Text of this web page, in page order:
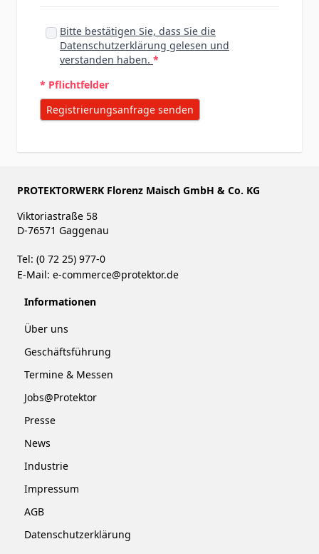
Bitte bestätigen Sie, dass Sie die
Datenschutzerklärung gelesen und
verstanden haben.
* Pflichtfelder
Registrierungsanfrage senden
PROTEKTORWERK Florenz Maisch GmbH & Co. KG
Viktoriastraße 58
D-76571 Gaggenau
Tel: (0 72 25) 977-0
E-Mail: e-commerce@protektor.de
Informationen
Über uns
Geschäftsführung
Termine & Messen
Jobs@Protektor
Presse
News
Industrie
Impressum
AGB
Datenschutzerklärung